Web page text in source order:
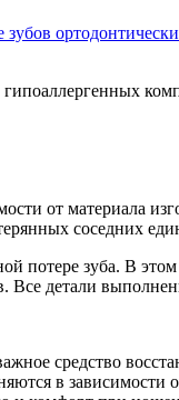
от материала
соседних
потере зуба. В
Все детали
средство
в